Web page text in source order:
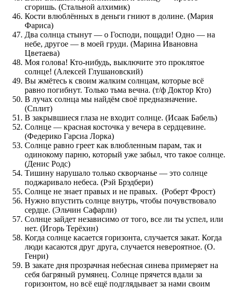
сгоришь. (Стальной алхимик)
Кости влюблённых в деньги гниют в долине. (Мария
Фариса)
Два солнца стынут — о Господи, пощади! Одно — на
небе, другое — в моей груди. (Марина Ивановна
Цветаева)
Моя голова! Кто-нибудь, выключите это проклятое
солнце! (Алексей Глушановский)
Вы жмётесь к своим жалким солнцам, которые всё
равно погибнут. Только тьма вечна. (т/ф Доктор Кто)
В лучах солнца мы найдём своё предназначение.
(Сплит)
В закрывшиеся глаза не входит солнце. (Исаак Бабель)
Солнце — красная косточка у вечера в сердцевине.
(Федерико Гарсиа Лорка)
Солнце равно греет как влюбленным парам, так и
одинокому парню, который уже забыл, что такое солнце.
(Денис Родс)
Тишину нарушало только скворчанье — это солнце
поджаривало небеса. (Рэй Брэдбери)
Солнце не знает правых и не правых. (Роберт Фрост)
Нужно впустить солнце внутрь, чтобы почувствовало
сердце. (Эльчин Сафарли)
Солнце зайдет независимо от того, все ли ты успел, или
нет. (Игорь Терёхин)
Когда солнце касается горизонта, случается закат. Когда
люди касаются друг друга, случается невероятное. (О.
Генри)
В закате дня прозрачная небесная синева примеряет на
себя багряный румянец. Солнце прячется вдали за
горизонтом, но всё ещё подглядывает за нами своим